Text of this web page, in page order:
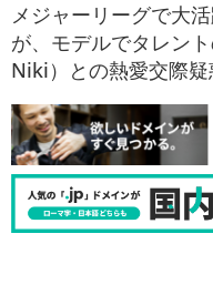
メジャーリーグで大
が、モデルでタレン
Niki）との熱愛交際疑